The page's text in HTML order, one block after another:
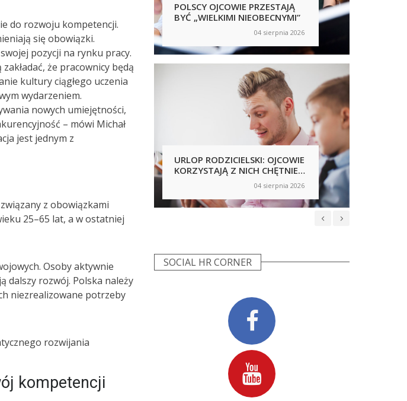
do rozwoju kompetencji.
się obowiązki.
pozycji na rynku pracy.
że pracownicy będą
kultury ciągłego uczenia
wydarzeniem.
nowych umiejętności,
– mówi Michał
jest jednym z
z obowiązkami
25–65 lat, a w ostatniej
Osoby aktywnie
dalszy rozwój. Polska należy
niezrealizowane potrzeby
rozwijania
kompetencji
NIE SĄ DANE, ALE
DZIAŁANIA
– OPOWIADA
CEO
INICJATOR „MANIFESTU
DZIAŁAJĄCYCH Z
31 lipca 2026
POLSCY OJCOWIE PRZESTAJĄ
BYĆ „WIELKIMI NIEOBECNYMI”
04 sierpnia 2026
URLOP RODZICIELSKI: OJCOWIE
KORZYSTAJĄ Z NICH CHĘTNIEJ,
ALE NIERÓWNOŚCI NADAL SĄ
04 sierpnia 2026
SOCIAL HR CORNER